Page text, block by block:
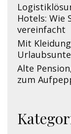
Hotels: Wie
vereinfacht
Mit
Alte
zum